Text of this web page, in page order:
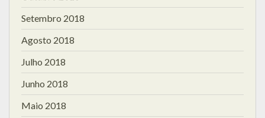
Setembro 2018
Agosto 2018
Julho 2018
Junho 2018
Maio 2018